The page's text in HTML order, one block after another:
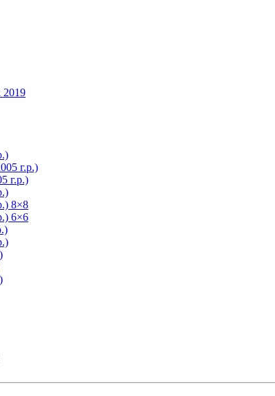
г.р.)
г.р.)
8×8
6×6